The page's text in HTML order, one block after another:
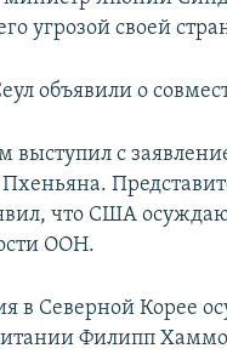
угрозой своей
объявили о
выступил с
что США
ООН.
в Северной Корее
Филипп